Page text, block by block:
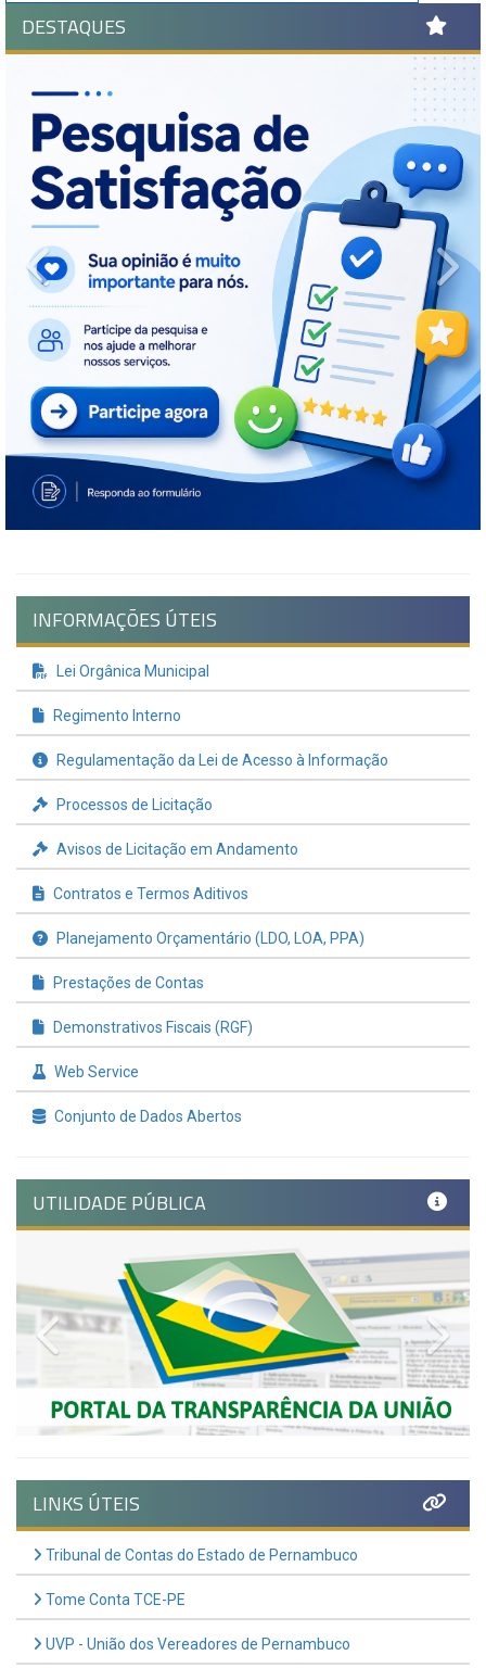
DESTAQUES
Previous
INFORMAÇÕES ÚTEIS
Lei Orgânica Municipal
Regimento Interno
Regulamentação da Lei de Acesso à Informação
Processos de Licitação
Avisos de Licitação em Andamento
Contratos e Termos Aditivos
Planejamento Orçamentário (LDO, LOA, PPA)
Prestações de Contas
Demonstrativos Fiscais (RGF)
Web Service
Conjunto de Dados Abertos
UTILIDADE PÚBLICA
Previous
LINKS ÚTEIS
Tribunal de Contas do Estado de Pernambuco
Tome Conta TCE-PE
UVP - União dos Vereadores de Pernambuco